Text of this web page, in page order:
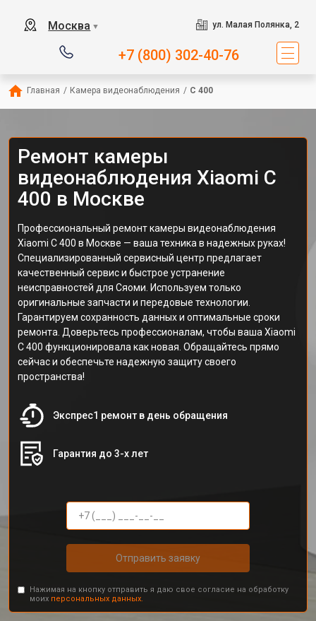
Москва ▼ ул. Малая Полянка, 2
+7 (800) 302-40-76
Главная / Камера видеонаблюдения / C 400
Ремонт камеры
видеонаблюдения Xiaomi C
400 в Москве
Профессиональный ремонт камеры видеонаблюдения
Xiaomi C 400 в Москве — ваша техника в надежных руках!
Специализированный сервисный центр предлагает
качественный сервис и быстрое устранение
неисправностей для Сяоми. Используем только
оригинальные запчасти и передовые технологии.
Гарантируем сохранность данных и оптимальные сроки
ремонта. Доверьтесь профессионалам, чтобы ваша Xiaomi
C 400 функционировала как новая. Обращайтесь прямо
сейчас и обеспечьте надежную защиту своего
пространства!
Экспрес1 ремонт в день обращения
Гарантия до 3-х лет
Отправить заявку
Нажимая на кнопку отправить я даю свое согласие на обработку
моих персональных данных.